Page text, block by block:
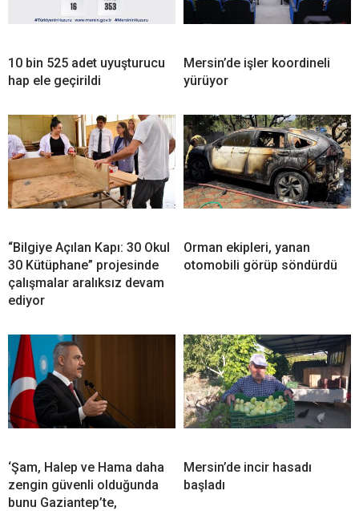
10 bin 525 adet uyuşturucu
hap ele geçirildi
Mersin’de işler koordineli
yürüyor
“Bilgiye Açılan Kapı: 30 Okul
30 Kütüphane” projesinde
çalışmalar aralıksız devam
ediyor
Orman ekipleri, yanan
otomobili görüp söndürdü
‘Şam, Halep ve Hama daha
zengin güvenli olduğunda
bunu Gaziantep’te,
Mersin’de incir hasadı
başladı